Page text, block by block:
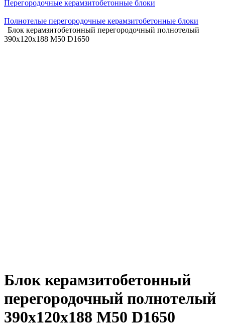
Перегородочные керамзитобетонные блоки
Полнотелые перегородочные керамзитобетонные блоки
Блок керамзитобетонный перегородочный полнотелый
390х120х188 М50 D1650
Блок керамзитобетонный
перегородочный полнотелый
390х120х188 М50 D1650